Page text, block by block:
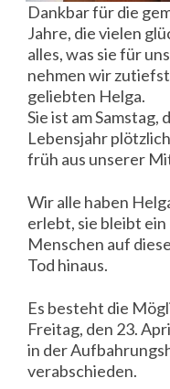
Dankbar für die
Jahre, die vielen
alles, was sie für
nehmen wir
geliebten Helga.
Sie ist am Samstag,
Lebensjahr
früh aus unserer
Wir alle haben
erlebt, sie bleibt
Menschen auf
Tod hinaus.
Es besteht die
Freitag, den 23.
in der
verabschieden.